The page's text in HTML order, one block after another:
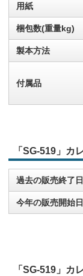
用紙
梱包数(重量kg)
製本方法
付属品
「SG-519」カ
過去の販売終了日
今年の販売開始日
「SG-519」カ